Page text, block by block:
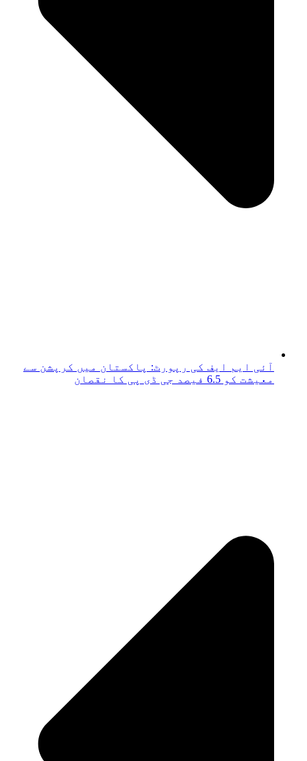
آئی ایم ایف کی رپورٹ: پاکستان میں کرپشن سے
معیشت کو 6.5 فیصد جی ڈی پی کا نقصان